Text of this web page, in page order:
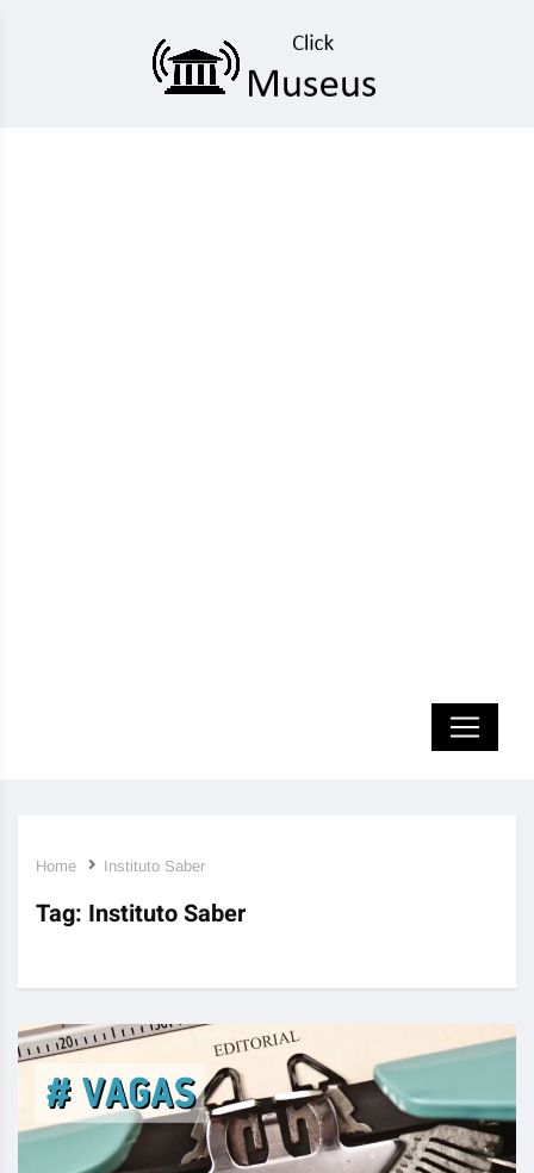
Home Instituto Saber
Tag: Instituto Saber